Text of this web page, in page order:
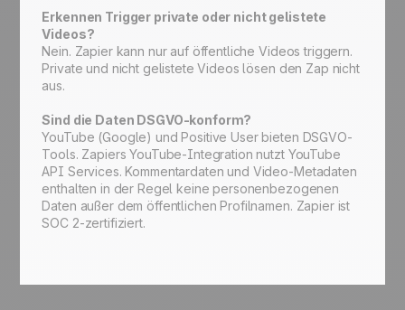
Erkennen Trigger private oder nicht gelistete
Videos?
Nein. Zapier kann nur auf öffentliche Videos triggern.
Private und nicht gelistete Videos lösen den Zap nicht
aus.
Sind die Daten DSGVO-konform?
YouTube (Google) und Positive User bieten DSGVO-
Tools. Zapiers YouTube-Integration nutzt YouTube
API Services. Kommentardaten und Video-Metadaten
enthalten in der Regel keine personenbezogenen
Daten außer dem öffentlichen Profilnamen. Zapier ist
SOC 2-zertifiziert.